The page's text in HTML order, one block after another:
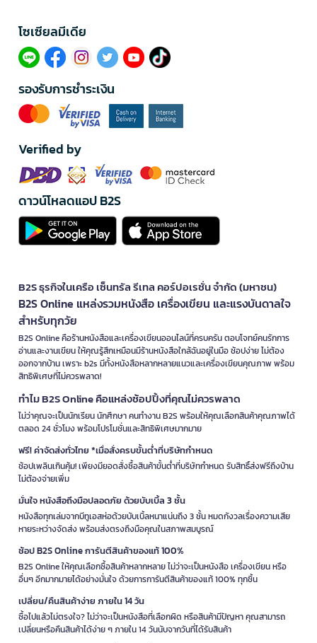
โซเซียลมีเดีย​
รองรับการชำระเงิน
Verified by
ดาวน์โหลดแอป B2S
B2S ธุรกิจในเครือ เซ็นทรัล รีเทล คอร์ปอเรชั่น จำกัด (มหาชน)
B2S Online แหล่งรวมหนังสือ เครื่องเขียน และแรงบันดาลใจ
สำหรับทุกวัย
B2S Online คือร้านหนังสือและเครื่องเขียนออนไลน์ที่ครบครัน ตอบโจทย์คนรักการ
อ่านและงานเขียน ให้คุณรู้สึกเหมือนมีร้านหนังสือใกล้ฉันอยู่ในมือ ช้อปง่าย ไม่ต้อง
ออกจากบ้าน เพราะ b2s มีทั้งหนังสือหลากหลายแนวและเครื่องเขียนคุณภาพ พร้อม
สิทธิพิเศษที่ไม่ควรพลาด!
ทำไม B2S Online คือแหล่งช้อปปิ้งที่คุณไม่ควรพลาด
ไม่ว่าคุณจะเป็นนักเรียน นักศึกษา คนทำงาน B2S พร้อมให้คุณเลือกสินค้าคุณภาพได้
ตลอด 24 ชั่วโมง พร้อมโปรโมชั่นและสิทธิพิเศษมากมาย
ฟรี! ค่าจัดส่งทั่วไทย *เมื่อสั่งครบขั้นต่ำที่บริษัทกำหนด
ช้อปเพลินเกินคุ้ม! เพียงมียอดสั่งซื้อสินค้าขั้นต่ำที่บริษัทกำหนด รับสิทธิ์ส่งฟรีถึงบ้าน
ไม่ต้องจ่ายเพิ่ม
มั่นใจ หนังสือถึงมือปลอดภัย ด้วยบับเบิ้ล 3 ชั้น
หนังสือทุกเล่มจากบีทูเอสห่อด้วยบับเบิ้ลหนาแน่นถึง 3 ชั้น หมดกังวลเรื่องความเสีย
หายระหว่างจัดส่ง พร้อมส่งตรงถึงมือคุณในสภาพสมบูรณ์
ช้อป B2S Online การันตีสินค้าของแท้ 100%
B2S Online ให้คุณเลือกซื้อสินค้าหลากหลาย ไม่ว่าจะเป็นหนังสือ เครื่องเขียน หรือ
อื่นๆ อีกมากมายได้อย่างมั่นใจ ด้วยการการันตีสินค้าของแท้ 100% ทุกชิ้น
เปลี่ยน/คืนสินค้าง่าย ภายใน 14 วัน
ซื้อไปแล้วไม่ตรงใจ? ไม่ว่าจะเป็นหนังสือที่เลือกผิด หรือสินค้ามีปัญหา คุณสามารถ
เปลี่ยนหรือคืนสินค้าได้ง่าย ๆ ภายใน 14 วันนับจากวันที่ได้รับสินค้า